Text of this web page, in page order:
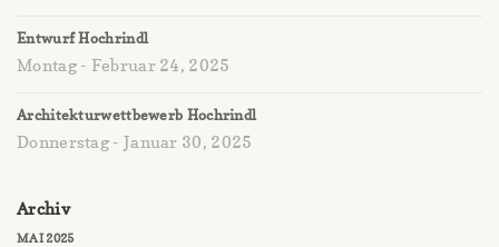
Entwurf Hochrindl
Montag - Februar 24, 2025
Architekturwettbewerb Hochrindl
Donnerstag - Januar 30, 2025
Archiv
MAI 2025